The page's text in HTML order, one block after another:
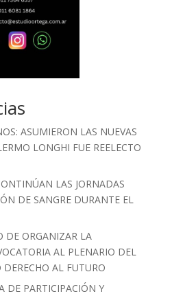
ASUMIERON LAS NUEVAS
LONGHI FUE REELECTO
LAS JORNADAS
DE SANGRE DURANTE EL
DE ORGANIZAR LA
AL PLENARIO DEL
AL FUTURO
DE PARTICIPACIÓN Y